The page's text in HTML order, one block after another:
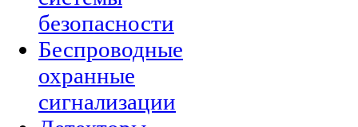
безопасности
Беспроводные
охранные
сигнализации